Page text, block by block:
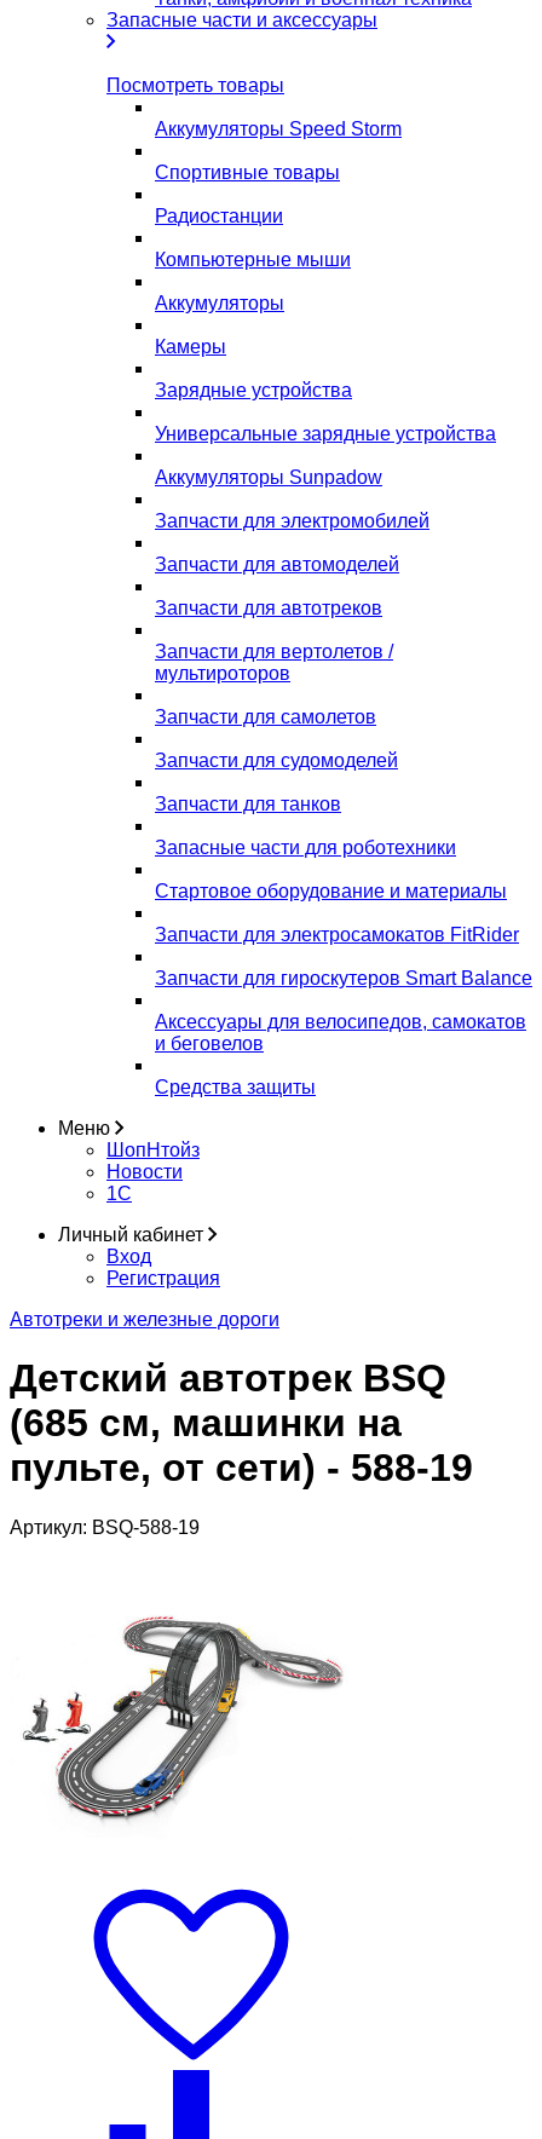
Запасные части и аксессуары
Посмотреть товары
Аккумуляторы Speed Storm
Спортивные товары
Радиостанции
Компьютерные мыши
Аккумуляторы
Камеры
Зарядные устройства
Универсальные зарядные устройства
Аккумуляторы Sunpadow
Запчасти для электромобилей
Запчасти для автомоделей
Запчасти для автотреков
Запчасти для вертолетов /
мультироторов
Запчасти для самолетов
Запчасти для судомоделей
Запчасти для танков
Запасные части для роботехники
Стартовое оборудование и материалы
Запчасти для электросамокатов FitRider
Запчасти для гироскутеров Smart Balance
Аксессуары для велосипедов, самокатов
и беговелов
Средства защиты
Меню
ШопНтойз
Новости
1C
Личный кабинет
Вход
Регистрация
Автотреки и железные дороги
Детский автотрек BSQ
(685 см, машинки на
пульте, от сети) - 588-19
Артикул: BSQ-588-19